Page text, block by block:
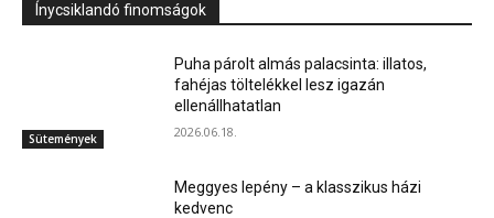
Ínycsiklandó finomságok
Sütemények
Puha párolt almás palacsinta: illatos,
fahéjas töltelékkel lesz igazán
ellenállhatatlan
2026.06.18.
Meggyes lepény – a klasszikus házi
kedvenc